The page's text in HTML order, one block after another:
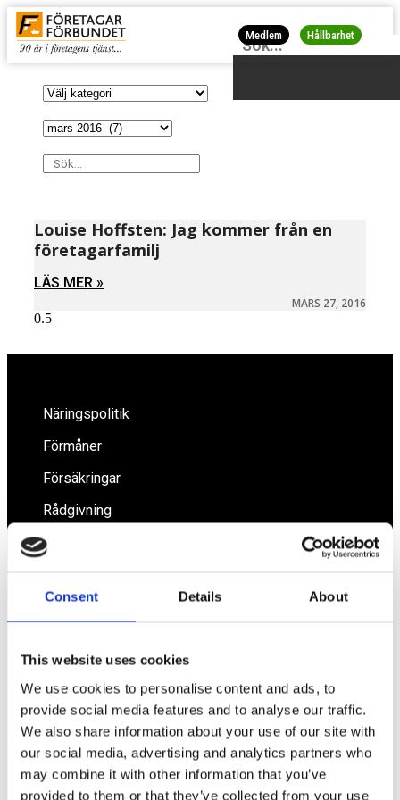
Consent Details About
This website uses cookies
We use cookies to personalise content and ads, to
provide social media features and to analyse our traffic.
We also share information about your use of our site with
our social media, advertising and analytics partners who
may combine it with other information that you’ve
provided to them or that they’ve collected from your use
Medlem Hållbarhet
Louise Hoffsten: Jag kommer från en
företagarfamilj
LÄS MER »
MARS 27, 2016
Av småföretagare, för småföretagare
Ett medlemskap späckat med småföretagaranpassade
medlemstjänster och förmåner. Din egen
inköpsavdelning, rådgivning, försäkringspaket och
mycket mer. Vi fokuserar på soloföretagare och små
företag med företagaren i fokus. Vi är själva
Näringspolitik
Förmåner
Försäkringar
Rådgivning
Tips
Om oss